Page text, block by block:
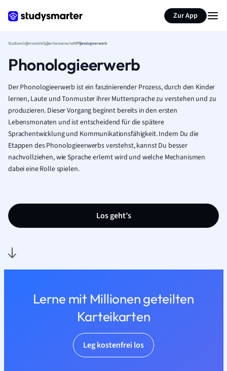
Zur App
StudiumGermanistikSprachwissenschaftPhonologieerwerb
Phonologieerwerb
Der Phonologieerwerb ist ein faszinierender Prozess, durch den Kinder
lernen, Laute und Tonmuster ihrer Muttersprache zu verstehen und zu
produzieren. Dieser Vorgang beginnt bereits in den ersten
Lebensmonaten und ist entscheidend für die spätere
Sprachentwicklung und Kommunikationsfähigkeit. Indem Du die
Etappen des Phonologieerwerbs verstehst, kannst Du besser
nachvollziehen, wie Sprache erlernt wird und welche Mechanismen
dabei eine Rolle spielen.
Los geht’s
Lerne mit Millionen geteilten
Karteikarten
Leg kostenfrei los